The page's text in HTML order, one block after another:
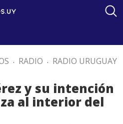
. RADIO . RADIO URUGUAY
y su intención
al interior del